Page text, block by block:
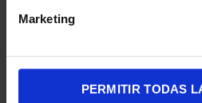
Marketing
PERMITIR TODAS